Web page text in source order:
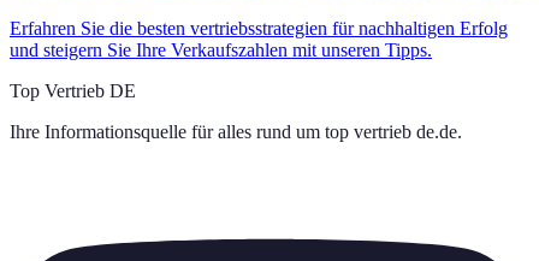
Erfahren Sie die besten vertriebsstrategien für nachhaltigen Erfolg
und steigern Sie Ihre Verkaufszahlen mit unseren Tipps.
Top Vertrieb DE
Ihre Informationsquelle für alles rund um top vertrieb de.de.